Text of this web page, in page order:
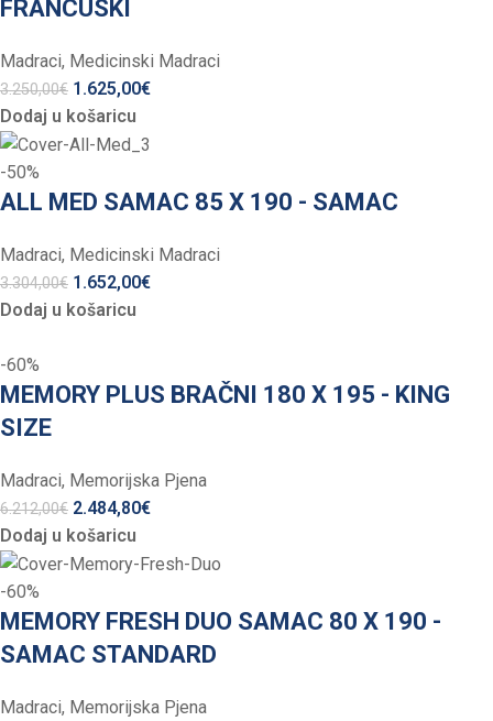
FRANCUSKI
Madraci, Medicinski Madraci
3.250,00€ 1.625,00€
Dodaj u košaricu
-50%
ALL MED SAMAC 85 X 190 - SAMAC
Madraci, Medicinski Madraci
3.304,00€ 1.652,00€
Dodaj u košaricu
-60%
MEMORY PLUS BRAČNI 180 X 195 - KING
SIZE
Madraci, Memorijska Pjena
6.212,00€ 2.484,80€
Dodaj u košaricu
-60%
MEMORY FRESH DUO SAMAC 80 X 190 -
SAMAC STANDARD
Madraci, Memorijska Pjena